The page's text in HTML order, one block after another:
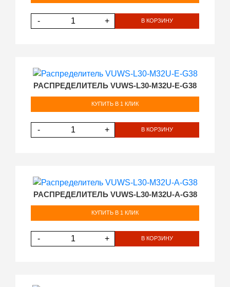
- + В КОРЗИНУ
РАСПРЕДЕЛИТЕЛЬ VUWS-L30-M32U-E-G38
КУПИТЬ В 1 КЛИК
- + В КОРЗИНУ
РАСПРЕДЕЛИТЕЛЬ VUWS-L30-M32U-A-G38
КУПИТЬ В 1 КЛИК
- + В КОРЗИНУ